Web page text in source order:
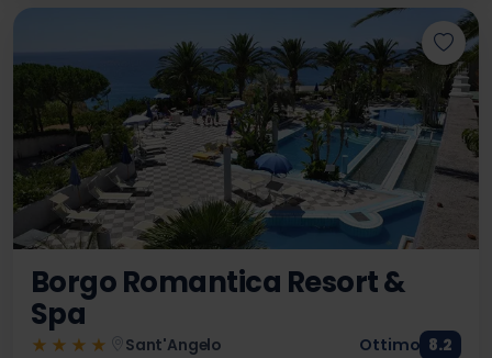
Borgo Romantica Resort &
Spa
★★★★ Sant'Angelo Ottimo 8.2